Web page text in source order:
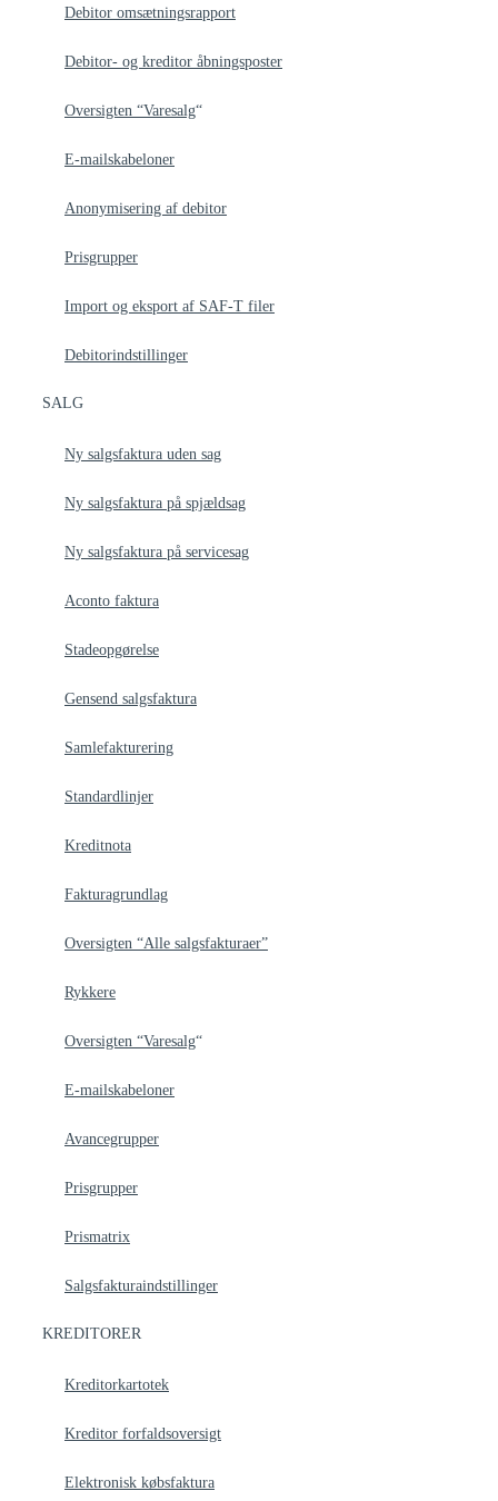
Debitor omsætningsrapport
Debitor- og kreditor åbningsposter
Oversigten “Varesalg“
E-mailskabeloner
Anonymisering af debitor
Prisgrupper
Import og eksport af SAF-T filer
Debitorindstillinger
SALG
Ny salgsfaktura uden sag
Ny salgsfaktura på spjældsag
Ny salgsfaktura på servicesag
Aconto faktura
Stadeopgørelse
Gensend salgsfaktura
Samlefakturering
Standardlinjer
Kreditnota
Fakturagrundlag
Oversigten “Alle salgsfakturaer”
Rykkere
Oversigten “Varesalg“
E-mailskabeloner
Avancegrupper
Prisgrupper
Prismatrix
Salgsfakturaindstillinger
KREDITORER
Kreditorkartotek
Kreditor forfaldsoversigt
Elektronisk købsfaktura